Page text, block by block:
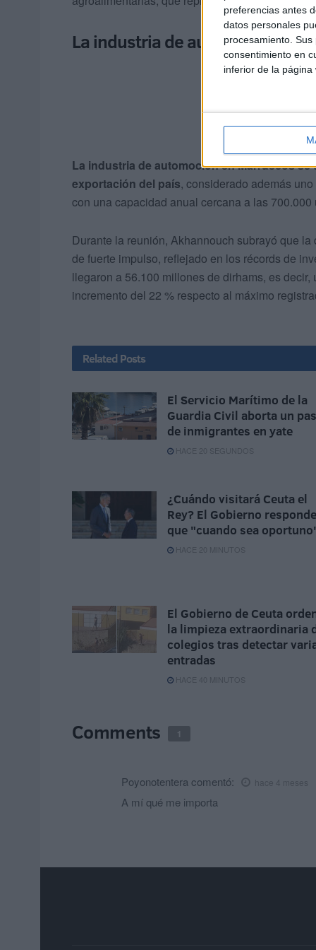
preferencias antes
datos personales
procesamiento.
consentimiento en
inferior de la página
La industria de automoción se
La industria de automoción en Marruecos
exportación del país, considerado además
con una capacidad anual cercana a las 700.000
Durante la reunión, Akhannouch subrayó que
de fuerte impulso, reflejado en los récords de
llegaron a 56.100 millones de dirhams, es
incremento del 22 % respecto al máximo
Related Posts
El Servicio Marítimo de la
Guardia Civil aborta un
de inmigrantes en yate
HACE 20 SEGUNDOS
¿Cuándo visitará Ceuta el
Rey? El Gobierno responde
que "cuando sea
HACE 20 MINUTOS
El Gobierno de Ceuta
la limpieza extraordinaria
colegios tras detectar
entradas
HACE 40 MINUTOS
Comments 1
Poyonotentera comentó: hace 4 meses
A mí qué me importa